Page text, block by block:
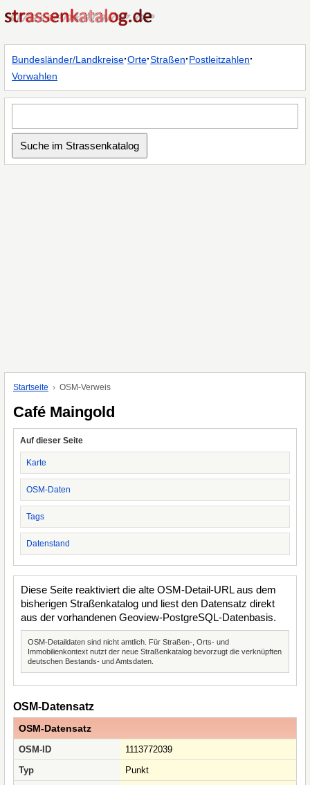
Bundesländer/Landkreise·Orte·Straßen·Postleitzahlen·
Vorwahlen
Startseite OSM-Verweis
Café Maingold
Auf dieser Seite
Karte
OSM-Daten
Tags
Datenstand
Diese Seite reaktiviert die alte OSM-Detail-URL aus dem
bisherigen Straßenkatalog und liest den Datensatz direkt
aus der vorhandenen Geoview-PostgreSQL-Datenbasis.
OSM-Detaildaten sind nicht amtlich. Für Straßen-, Orts- und
Immobilienkontext nutzt der neue Straßenkatalog bevorzugt die verknüpften
deutschen Bestands- und Amtsdaten.
OSM-Datensatz
OSM-Datensatz
OSM-ID
1113772039
Typ
Punkt